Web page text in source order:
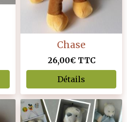
Chase
26,00€ TTC
Détails